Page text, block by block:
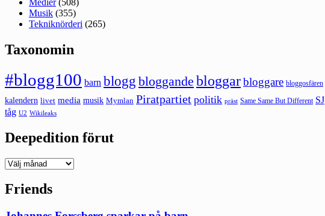
Medier(508)
Musik (355)
Tekniknörderi (265)
Taxonomin
#blogg100 barn blogg bloggande bloggarbloggare bloggosfären
kalendern livet media musik Mymlan Piratpartiet politik präst Same Same But Different SJ
tåg U2 Wikileaks
Deepedition förut
Deepedition
Friends